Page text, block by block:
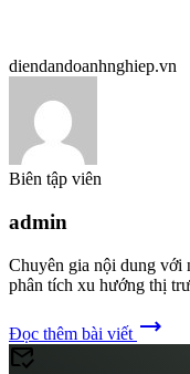
diendandoanhnghiep.vn
Biên tập viên
admin
Chuyên gia nội dung với
phân tích xu hướng thị
Đọc thêm bài viết trending_flat
mark_email_read